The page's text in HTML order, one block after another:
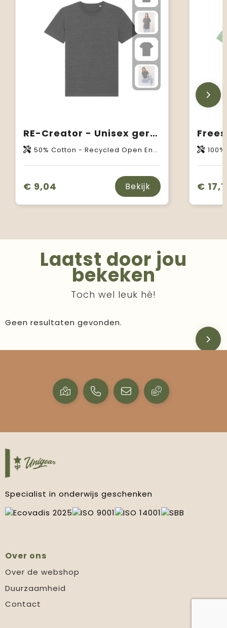
RE-Creator - Unisex gereycleerde T-shirt
50% Cotton - Recycled Open End, 50% Cotton - Organic Raw Open End
€ 9,04 Bekijk
100%
€
Laatst door jou
bekeken
Toch wel leuk hé!
Geen resultaten gevonden.
Specialist in onderwijs geschenken
Over ons
Over de webshop
Duurzaamheid
Contact